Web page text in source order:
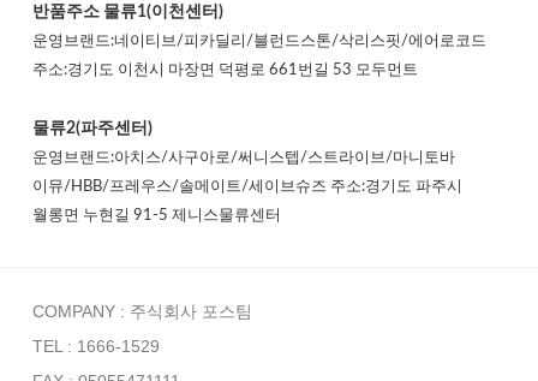
반품주소 물류1(이천센터)
운영브랜드:네이티브/피카딜리/블런드스톤/삭리스핏/에어로코드
주소:경기도 이천시 마장면 덕평로 661번길 53 모두먼트
물류2(파주센터)
운영브랜드:아치스/사구아로/써니스텝/스트라이브/마니토바
이뮤/HBB/프레우스/솔메이트/세이브슈즈 주소:경기도 파주시
월롱면 누현길 91-5 제니스물류센터
COMPANY : 주식회사 포스팀
TEL : 1666-1529